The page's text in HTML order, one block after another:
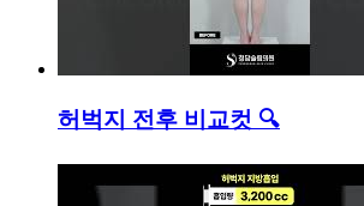
허벅지 전후 비교컷 🔍